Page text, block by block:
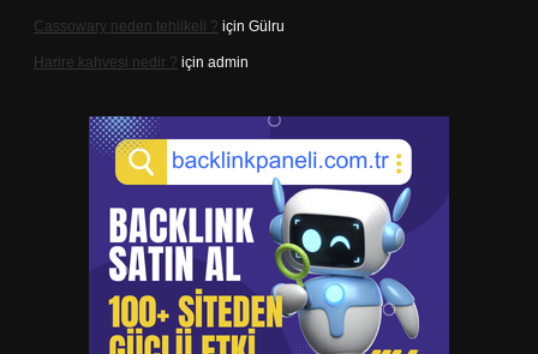
Cassowary neden tehlikeli ? için Gülru
Harire kahvesi nedir ? için admin